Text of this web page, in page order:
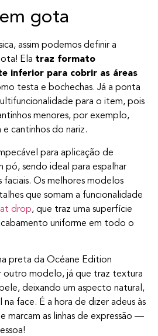
gota
assim podemos definir a
Ela traz formato
inferior para cobrir as áreas
testa e bochechas. Já a ponta
para o item, pois
menores, por exemplo,
cantinhos do nariz.
para aplicação de
pó, sendo ideal para espalhar
faciais. Os melhores modelos
que somam a funcionalidade
drop, que traz uma superfície
uniforme em todo o
preta da Océane Edition
outro modelo, já que traz textura
deixando um aspecto natural,
face. É a hora de dizer adeus às
marcam as linhas de expressão —